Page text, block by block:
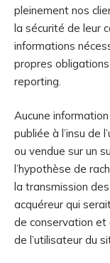
pleinement nos
la sécurité de leur
informations
propres
reporting.
Aucune
publiée à l’insu de
ou vendue sur un
l’hypothèse de
la transmission
acquéreur qui
de conservation et
de l’utilisateur du